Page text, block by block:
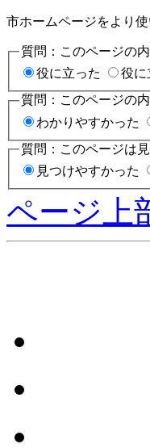
市ホームページをより
質問：このページの
役に立った
役に
質問：このページの
わかりやすかった
質問：このページは
見つけやすかった
ページ上